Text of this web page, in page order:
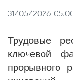
31/05/2026
Трудовые
ключевой
прорывного